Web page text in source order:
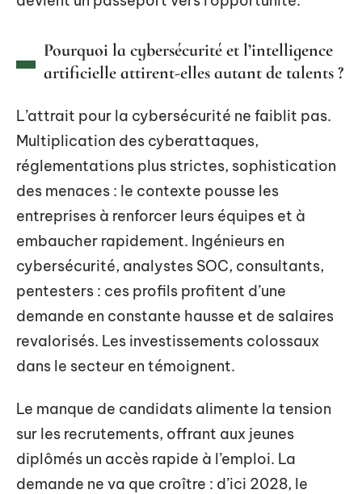
Pourquoi la cybersécurité et l’intelligence
artificielle attirent-elles autant de talents ?
L’attrait pour la cybersécurité ne faiblit pas.
Multiplication des cyberattaques,
réglementations plus strictes, sophistication
des menaces : le contexte pousse les
entreprises à renforcer leurs équipes et à
embaucher rapidement. Ingénieurs en
cybersécurité, analystes SOC, consultants,
pentesters : ces profils profitent d’une
demande en constante hausse et de salaires
revalorisés. Les investissements colossaux
dans le secteur en témoignent.
Le manque de candidats alimente la tension
sur les recrutements, offrant aux jeunes
diplômés un accès rapide à l’emploi. La
demande ne va que croître : d’ici 2028, le